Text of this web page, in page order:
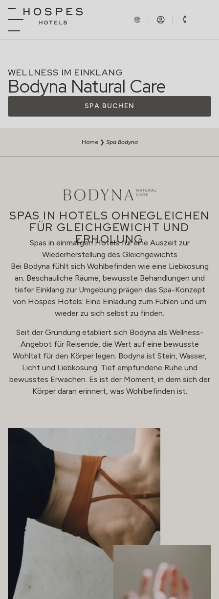
WELLNESS IM EINKLANG
Bodyna Natural Care
SPA BUCHEN
Home❯ Spa Bodyna
SPAS IN HOTELS OHNEGLEICHEN
FÜR GLEICHGEWICHT UND
ERHOLUNG
Spas in einmaligen Hotels für eine Auszeit zur
Wiederherstellung des Gleichgewichts
Bei Bodyna fühlt sich Wohlbefinden wie eine Liebkosung
an. Beschauliche Räume, bewusste Behandlungen und
tiefer Einklang zur Umgebung prägen das Spa-Konzept
von Hospes Hotels: Eine Einladung zum Fühlen und um
wieder zu sich selbst zu finden.
Seit der Gründung etabliert sich Bodyna als Wellness-
Angebot für Reisende, die Wert auf eine bewusste
Wohltat für den Körper legen. Bodyna ist Stein, Wasser,
Licht und Liebkosung. Tief empfundene Ruhe und
bewusstes Erwachen. Es ist der Moment, in dem sich der
Körper daran erinnert, was Wohlbefinden ist.